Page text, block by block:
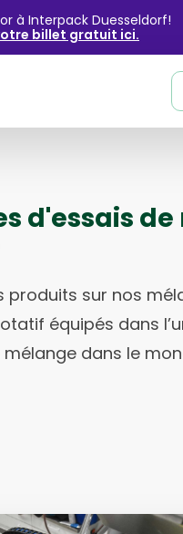
à Interpack Duesseldorf!
billet gratuit ici.
d'essais
produits sur nos
équipés dans
mélange dans le